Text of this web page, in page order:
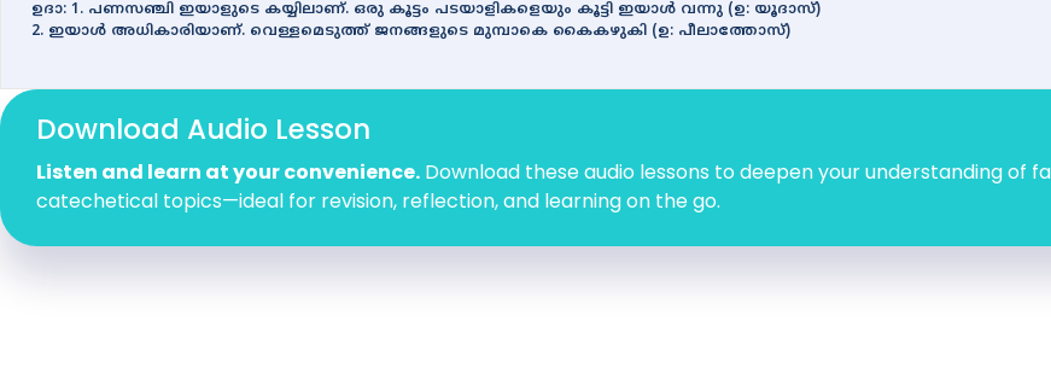
ഉദാ: 1. പണസഞ്ചി ഇയാളുടെ കയ്യിലാണ്. ഒരു കൂട്ടം പടയാളികളെയും കൂട്ടി ഇയാള്‍ വന്നു (ഉ: യൂദാസ്)
2. ഇയാള്‍ അധികാരിയാണ്. വെള്ളമെടുത്ത് ജനങ്ങളുടെ മുമ്പാകെ കൈകഴുകി (ഉ: പീലാത്തോസ്)
Download Audio Lesson
Listen and learn at your convenience. Download these audio lessons to deepen your understanding of
catechetical topics—ideal for revision, reflection, and learning on the go.